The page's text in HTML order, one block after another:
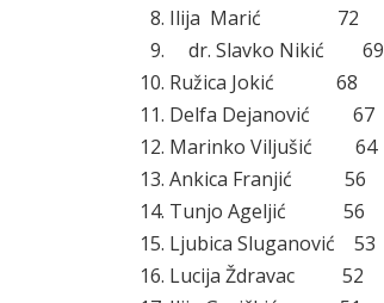
Ilija Marić 72
dr. Slavko Nikić 69
Ružica Jokić 68
Delfa Dejanović 67
Marinko Viljušić 64
Ankica Franjić 56
Tunjo Ageljić 56
Ljubica Sluganović 53
Lucija Ždravac 52